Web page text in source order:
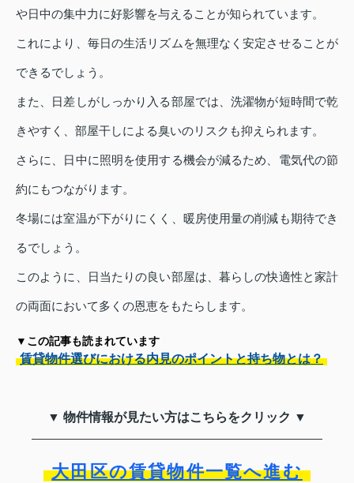
や日中の集中力に好影響を与えることが知られています。
これにより、毎日の生活リズムを無理なく安定させることが
できるでしょう。
また、日差しがしっかり入る部屋では、洗濯物が短時間で乾
きやすく、部屋干しによる臭いのリスクも抑えられます。
さらに、日中に照明を使用する機会が減るため、電気代の節
約にもつながります。
冬場には室温が下がりにくく、暖房使用量の削減も期待でき
るでしょう。
このように、日当たりの良い部屋は、暮らしの快適性と家計
の両面において多くの恩恵をもたらします。
▼この記事も読まれています
賃貸物件選びにおける内見のポイントと持ち物とは？
▼ 物件情報が見たい方はこちらをクリック ▼
大田区の賃貸物件一覧へ進む